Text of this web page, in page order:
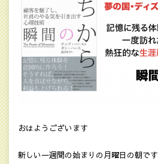
おはようございます
新しい一週間の始まりの月曜日の朝です